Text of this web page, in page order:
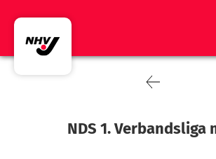
NDS 1. Verbandsliga